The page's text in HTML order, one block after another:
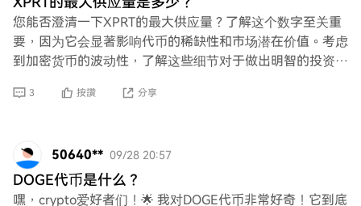
您能否澄清一下XPRT的最大供应量？了解这个数字至关重
要，因为它会显著影响代币的稀缺性和市场潜在价值。考虑
到加密货币的波动性，了解这些细节对于做出明智的投资决
3 按讚 分享
50640** 09/28 20:57
DOGE代币是什么？
嘿，crypto爱好者们！🌟 我对DOGE代币非常好奇！它到底